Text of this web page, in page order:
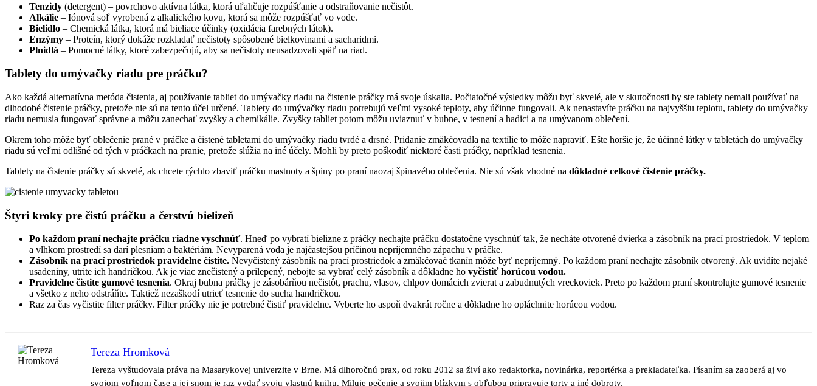
Tenzidy (detergent) – povrchovo aktívna látka, ktorá uľahčuje rozpúšťanie a odstraňovanie nečistôt.
Alkálie – Iónová soľ vyrobená z alkalického kovu, ktorá sa môže rozpúšťať vo vode.
Bielidlo – Chemická látka, ktorá má bieliace účinky (oxidácia farebných látok).
Enzýmy – Proteín, ktorý dokáže rozkladať nečistoty spôsobené bielkovinami a sacharidmi.
Plnidlá – Pomocné látky, ktoré zabezpečujú, aby sa nečistoty neusadzovali späť na riad.
Tablety do umývačky riadu pre práčku?
Ako každá alternatívna metóda čistenia, aj používanie tabliet do umývačky riadu na čistenie práčky má svoje úskalia. Počiatočné výsledky môžu byť skvelé, ale v skutočnosti by ste tablety nemali používať na
dlhodobé čistenie práčky, pretože nie sú na tento účel určené. Tablety do umývačky riadu potrebujú veľmi vysoké teploty, aby účinne fungovali. Ak nenastavíte práčku na najvyššiu teplotu, tablety do umývačky
riadu nemusia fungovať správne a môžu zanechať zvyšky a chemikálie. Zvyšky tabliet potom môžu uviaznuť v bubne, v tesnení a hadici a na umývanom oblečení.
Okrem toho môže byť oblečenie prané v práčke a čistené tabletami do umývačky riadu tvrdé a drsné. Pridanie zmäkčovadla na textílie to môže napraviť. Ešte horšie je, že účinné látky v tabletách do umývačky
riadu sú veľmi odlišné od tých v práčkach na pranie, pretože slúžia na iné účely. Mohli by preto poškodiť niektoré časti práčky, napríklad tesnenia.
Tablety na čistenie práčky sú skvelé, ak chcete rýchlo zbaviť práčku mastnoty a špiny po praní naozaj špinavého oblečenia. Nie sú však vhodné na dôkladné celkové čistenie práčky.
Štyri kroky pre čistú práčku a čerstvú bielizeň
Po každom praní nechajte práčku riadne vyschnúť. Hneď po vybratí bielizne z práčky nechajte práčku dostatočne vyschnúť tak, že necháte otvorené dvierka a zásobník na prací prostriedok. V teplom
a vlhkom prostredí sa darí plesniam a baktériám. Nevyparená voda je najčastejšou príčinou nepríjemného zápachu v práčke.
Zásobník na prací prostriedok pravidelne čistite. Nevyčistený zásobník na prací prostriedok a zmäkčovač tkanín môže byť nepríjemný. Po každom praní nechajte zásobník otvorený. Ak uvidíte nejaké
usadeniny, utrite ich handričkou. Ak je viac znečistený a prilepený, nebojte sa vybrať celý zásobník a dôkladne ho vyčistiť horúcou vodou.
Pravidelne čistite gumové tesnenia. Okraj bubna práčky je zásobárňou nečistôt, prachu, vlasov, chlpov domácich zvierat a zabudnutých vreckoviek. Preto po každom praní skontrolujte gumové tesnenie
a všetko z neho odstráňte. Taktiež nezaškodí utrieť tesnenie do sucha handričkou.
Raz za čas vyčistite filter práčky. Filter práčky nie je potrebné čistiť pravidelne. Vyberte ho aspoň dvakrát ročne a dôkladne ho opláchnite horúcou vodou.
Tereza Hromková
Tereza vyštudovala práva na Masarykovej univerzite v Brne. Má dlhoročnú prax, od roku 2012 sa živí ako redaktorka, novinárka, reportérka a prekladateľka. Písaním sa zaoberá aj vo
svojom voľnom čase a jej snom je raz vydať svoju vlastnú knihu. Miluje pečenie a svojim blízkym s obľubou pripravuje torty a iné dobroty.